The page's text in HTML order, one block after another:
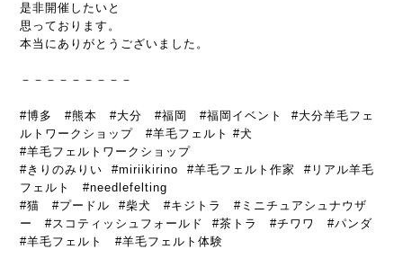
是非開催したいと
思っております。
本当にありがとうございました。
－－－－－－－－－
#博多 #熊本 #大分 #福岡 #福岡イベント #大分羊毛フェ
ルトワークショップ #羊毛フェルト #犬
#羊毛フェルトワークショップ
#きりのみりい #miriikirino #羊毛フェルト作家 #リアル羊毛
フェルト #needlefelting
#猫 #プードル #柴犬 #キジトラ #ミニチュアシュナウザ
ー #スコティッシュフォールド #茶トラ #チワワ #パンダ
#羊毛フェルト #羊毛フェルト体験